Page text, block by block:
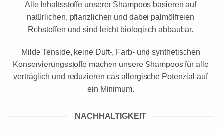
Alle Inhaltsstoffe unserer Shampoos basieren auf
natürlichen, pflanzlichen und dabei palmölfreien
Rohstoffen und sind leicht biologisch abbaubar.
Milde Tenside, keine Duft-, Farb- und synthetischen
Konservierungsstoffe machen unsere Shampoos für alle
verträglich und reduzieren das allergische Potenzial auf
ein Minimum.
NACHHALTIGKEIT